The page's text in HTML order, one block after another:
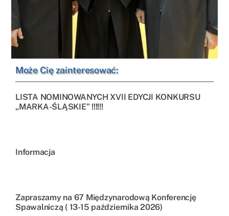
Może Cię zainteresować:
LISTA NOMINOWANYCH XVII EDYCJI KONKURSU
„MARKA-ŚLĄSKIE” !!!!!!
Informacja
Zapraszamy na 67 Międzynarodową Konferencję
Spawalniczą ( 13-15 października 2026)